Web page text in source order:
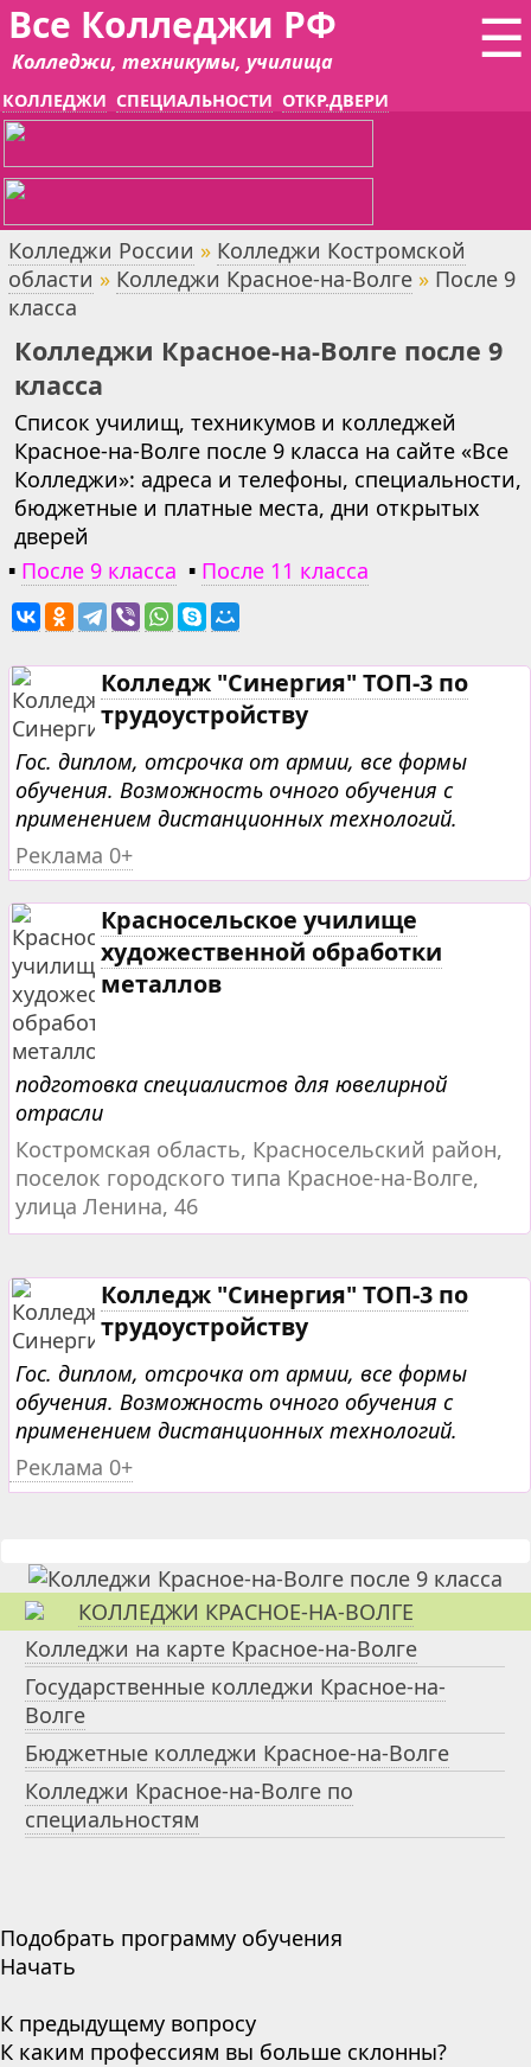
☰
Все Колледжи РФ
Колледжи, техникумы, училища
КОЛЛЕДЖИ СПЕЦИАЛЬНОСТИ ОТКР.ДВЕРИ
Колледжи России » Колледжи Костромской
области » Колледжи Красное-на-Волге » После 9
класса
Колледжи Красное-на-Волге после 9
класса
Список училищ, техникумов и колледжей
Красное-на-Волге после 9 класса на сайте «Все
Колледжи»: адреса и телефоны, специальности,
бюджетные и платные места, дни открытых
дверей
▪ После 9 класса ▪ После 11 класса
Колледж "Синергия" ТОП-3 по
трудоустройству
Гос. диплом, отсрочка от армии, все формы
обучения. Возможность очного обучения с
применением дистанционных технологий.
Реклама 0+
Красносельское училище
художественной обработки
металлов
подготовка специалистов для ювелирной
отрасли
Костромская область, Красносельский район,
поселок городского типа Красное-на-Волге,
улица Ленина, 46
Колледж "Синергия" ТОП-3 по
трудоустройству
Гос. диплом, отсрочка от армии, все формы
обучения. Возможность очного обучения с
применением дистанционных технологий.
Реклама 0+
КОЛЛЕДЖИ КРАСНОЕ-НА-ВОЛГЕ
Колледжи на карте Красное-на-Волге
Государственные колледжи Красное-на-
Волге
Бюджетные колледжи Красное-на-Волге
Колледжи Красное-на-Волге по
специальностям
Подобрать программу обучения
Начать
К предыдущему вопросу
К каким профессиям вы больше склонны?